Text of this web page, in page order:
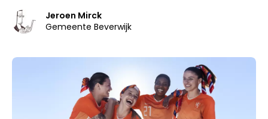
Jeroen Mirck
Gemeente Beverwijk